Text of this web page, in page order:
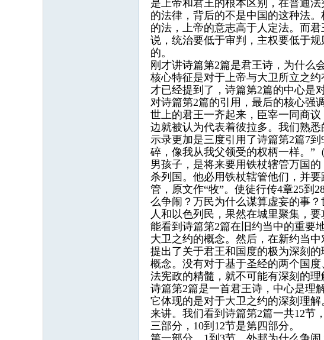
是上帝和君王的根本区别，在普通
的法律，背后的不是中国的这种法
的法，上帝的意志高于人定法。而
说，统治要低于审判，主权要低于
的。
刚才讲诗篇第2篇是君王诗，为什么
核心特征是对于上帝与大卫所立之
才已经提到了，诗篇第2篇的中心是
对诗篇第2篇的引用，最后的核心强
世上的君王一齐起来，臣宰一同商
边就被认为代表着彼拉多。我们熟
示录更加是三度引用了诗篇第2篇7
碎，像我从我父领受的权柄一样。”
男孩子，是将来要用铁杖辖管万国
杀列国。他必用铁杖辖管他们，并
管，原文作“牧”。使徒行传4章25到
么争闹？万民为什么谋算虚妄的事
人和以色列民，果然在城里聚集，
能看到诗篇第2篇在旧约当中的重要
大卫之约的概念。然后，在新约当
提出了关于君王和国度的极为深刻
概念。没有对于基于圣经的两个国
法宪政的精髓，就不可能有深刻的理
诗篇第2篇是一首君王诗，中心是理
它体现的是对于大卫之约的深刻理
来讲。我们看到诗篇第2篇一共12节
三部分，10到12节是第四部分。